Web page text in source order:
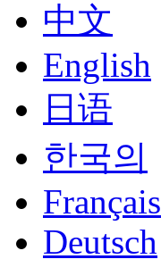
中文
English
日语
한국의
Français
Deutsch